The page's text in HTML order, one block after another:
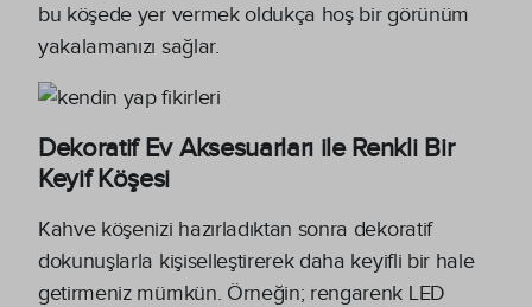
bu köşede yer vermek oldukça hoş bir görünüm
yakalamanızı sağlar.
Dekoratif Ev Aksesuarları ile Renkli Bir
Keyif Köşesi
Kahve köşenizi hazırladıktan sonra dekoratif
dokunuşlarla kişiselleştirerek daha keyifli bir hale
getirmeniz mümkün. Örneğin; rengarenk LED